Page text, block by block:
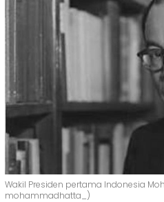
Wakil Presiden pertama Indonesia
mohammadhatta_)